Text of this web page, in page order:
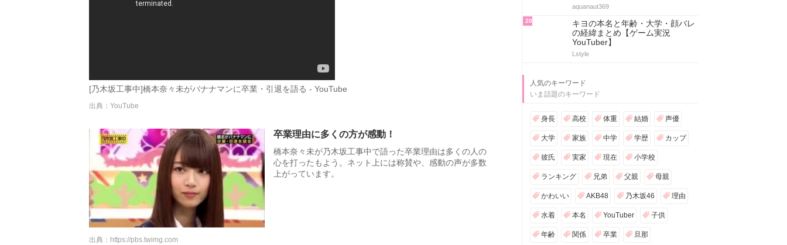
[乃木坂工事中]橋本奈々未がバナナマンに卒業・引退を語る - YouTube
出典：YouTube
卒業理由に多くの方が感動！
橋本奈々未が乃木坂工事中で語った卒業理由は多くの人の
心を打ったもよう。ネット上には称賛や、感動の声が多数
上がっています。
出典： https://pbs.twimg.com
aquanaut369
20
キヨの本名と年齢・大学・顔バレ
の経緯まとめ【ゲーム実況
YouTuber】
Lstyle
人気のキーワード
いま話題のキーワード
身長 高校 体重 結婚 声優
大学 家族 中学 学歴 カップ
彼氏 実家 現在 小学校
ランキング 兄弟 父親 母親
かわいい AKB48 乃木坂46 理由
水着 本名 YouTuber 子供
年齢 関係 卒業 旦那